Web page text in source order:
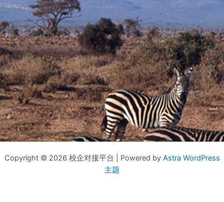
Copyright © 2026 校企对接平台 | Powered by Astra WordPress
主题